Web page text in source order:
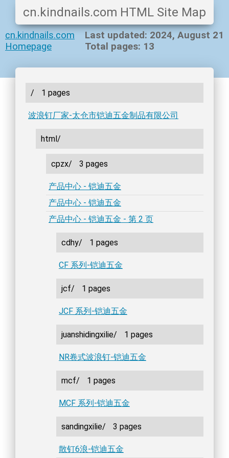
cn.kindnails.com HTML Site Map
Last updated: 2024, August 21
Total pages: 13
cn.kindnails.com
Homepage
/ 1 pages
波浪钉厂家-太仓市铠迪五金制品有限公司
html/
cpzx/ 3 pages
产品中心 - 铠迪五金
产品中心 - 铠迪五金
产品中心 - 铠迪五金 - 第 2 页
cdhy/ 1 pages
CF 系列-铠迪五金
jcf/ 1 pages
JCF 系列-铠迪五金
juanshidingxilie/ 1 pages
NR卷式波浪钉-铠迪五金
mcf/ 1 pages
MCF 系列-铠迪五金
sandingxilie/ 3 pages
散钉6浪-铠迪五金